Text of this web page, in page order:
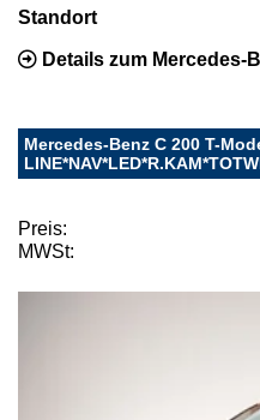
Standort
Details zum Mercedes-
Mercedes-Benz C 200 T-
Preis:
MWSt: